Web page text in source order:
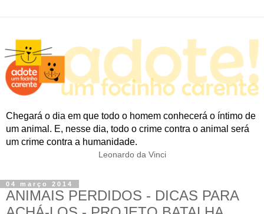
Chegará o dia em que todo o homem conhecerá o íntimo de
um animal. E, nesse dia, todo o crime contra o animal será
um crime contra a humanidade.
Leonardo da Vinci
04 março 2014
ANIMAIS PERDIDOS - DICAS PARA